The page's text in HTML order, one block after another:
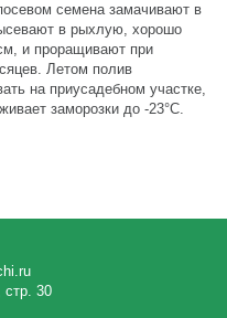
семена замачивают в
в рыхлую, хорошо
и проращивают при
Летом полив
на приусадебном участке,
заморозки до -23°C.
стр. 30